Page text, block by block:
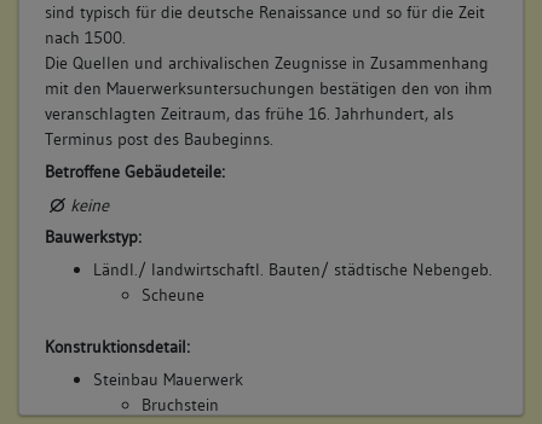
sind typisch für die deutsche Renaissance und so für die Zeit
nach 1500.
Die Quellen und archivalischen Zeugnisse in Zusammenhang
mit den Mauerwerksuntersuchungen bestätigen den von ihm
veranschlagten Zeitraum, das frühe 16. Jahrhundert, als
Terminus post des Baubeginns.
Betroffene Gebäudeteile:
keine
Bauwerkstyp:
Ländl./ landwirtschaftl. Bauten/ städtische Nebengeb.
Scheune
Konstruktionsdetail:
Steinbau Mauerwerk
Bruchstein